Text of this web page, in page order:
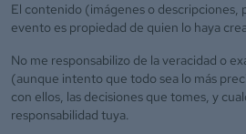
El contenido (imágenes o descripciones,
evento es propiedad de quien lo haya
No me responsabilizo de la veracidad o
(aunque intento que todo sea lo más
con ellos, las decisiones que tomes, y
responsabilidad tuya.